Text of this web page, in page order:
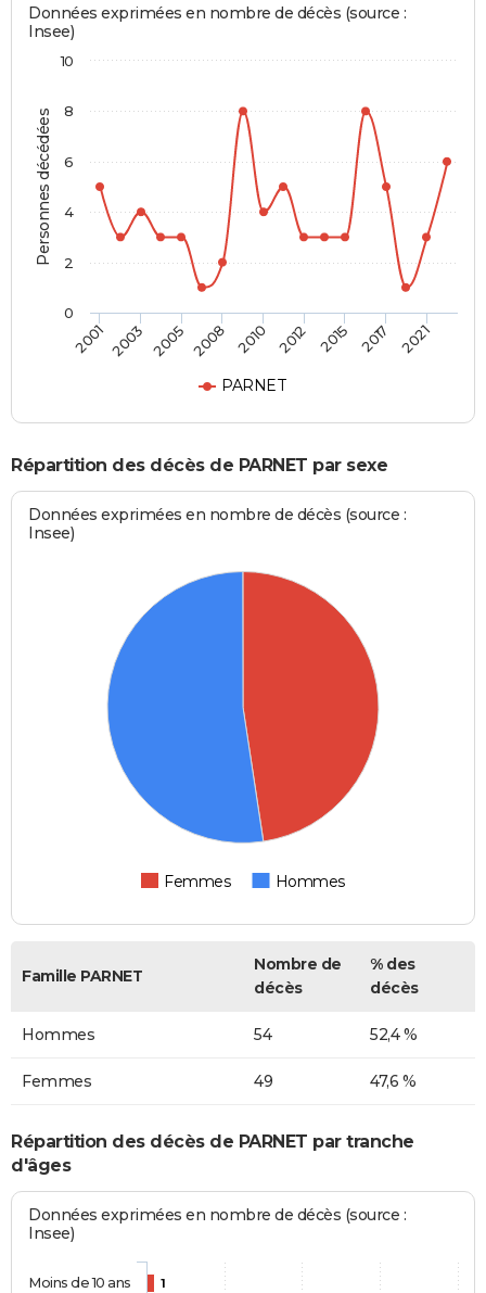
Personnes décédées
Données exprimées en nombre de décès (source :
Insee)
PARNET
2001 2003 2005 2008 2010 2012 2015 2017 2021
0
2
4
6
8
10
Répartition des décès de PARNET par sexe
Données exprimées en nombre de décès (source :
Insee)
Femmes Hommes
Famille PARNET
Nombre de
décès
% des
décès
Hommes 54 52,4 %
Femmes 49 47,6 %
Répartition des décès de PARNET par tranche
d'âges
Données exprimées en nombre de décès (source :
Insee)
1
Moins de 10 ans